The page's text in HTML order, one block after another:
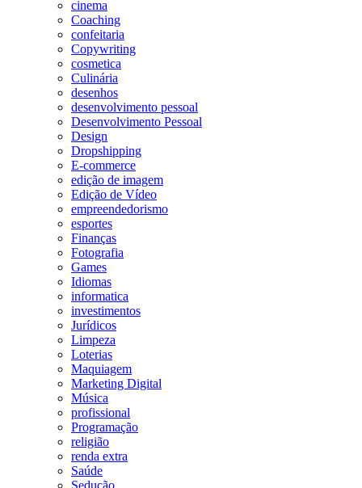
cinema
Coaching
confeitaria
Copywriting
cosmetica
Culinária
desenhos
desenvolvimento pessoal
Desenvolvimento Pessoal
Design
Dropshipping
E-commerce
edição de imagem
Edição de Vídeo
empreendedorismo
esportes
Finanças
Fotografia
Games
Idiomas
informatica
investimentos
Jurídicos
Limpeza
Loterias
Maquiagem
Marketing Digital
Música
profissional
Programação
religião
renda extra
Saúde